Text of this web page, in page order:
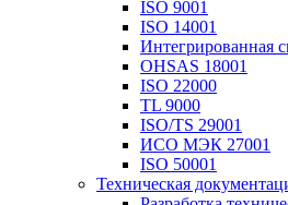
ISO 9001
ISO 14001
Интегрированная
OHSAS 18001
ISO 22000
TL 9000
ISO/TS 29001
ИСО МЭК 27001
ISO 50001
Техническая